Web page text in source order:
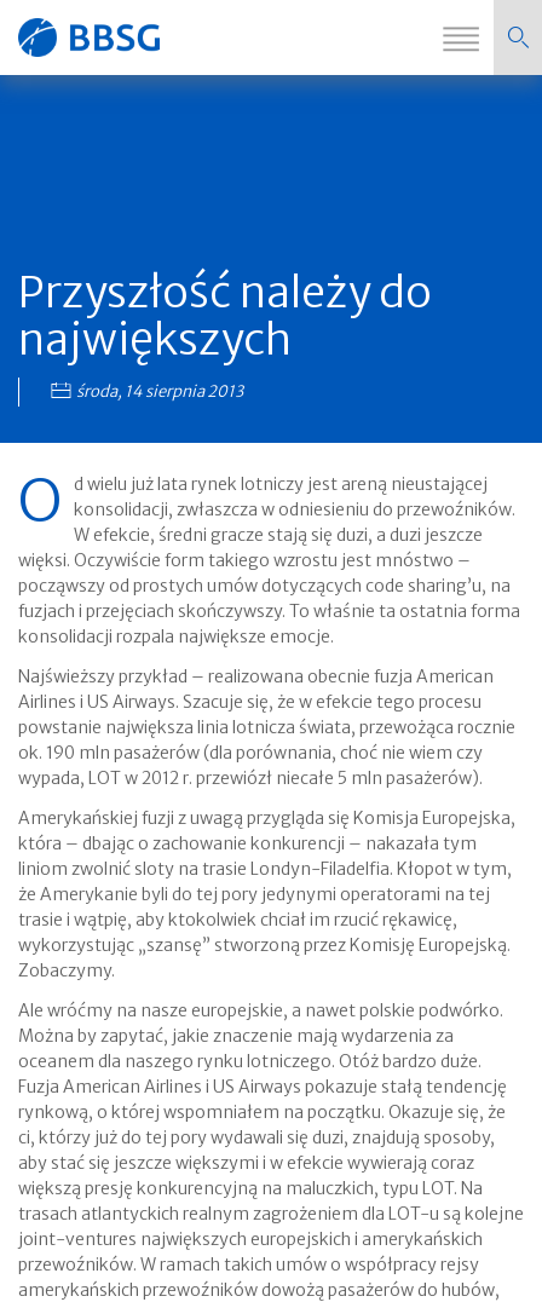
Strona
Przyszłość należy do
największych
środa, 14 sierpnia 2013
O
d wielu już lata rynek lotniczy jest areną nieustającej
konsolidacji, zwłaszcza w odniesieniu do przewoźników.
W efekcie, średni gracze stają się duzi, a duzi jeszcze
więksi. Oczywiście form takiego wzrostu jest mnóstwo –
począwszy od prostych umów dotyczących code sharing’u, na
fuzjach i przejęciach skończywszy. To właśnie ta ostatnia forma
konsolidacji rozpala największe emocje.
Najświeższy przykład – realizowana obecnie fuzja American
Airlines i US Airways. Szacuje się, że w efekcie tego procesu
powstanie największa linia lotnicza świata, przewożąca rocznie
ok. 190 mln pasażerów (dla porównania, choć nie wiem czy
wypada, LOT w 2012 r. przewiózł niecałe 5 mln pasażerów).
Amerykańskiej fuzji z uwagą przygląda się Komisja Europejska,
która – dbając o zachowanie konkurencji – nakazała tym
liniom zwolnić sloty na trasie Londyn-Filadelfia. Kłopot w tym,
że Amerykanie byli do tej pory jedynymi operatorami na tej
trasie i wątpię, aby ktokolwiek chciał im rzucić rękawicę,
wykorzystując „szansę” stworzoną przez Komisję Europejską.
Zobaczymy.
Ale wróćmy na nasze europejskie, a nawet polskie podwórko.
Można by zapytać, jakie znaczenie mają wydarzenia za
oceanem dla naszego rynku lotniczego. Otóż bardzo duże.
Fuzja American Airlines i US Airways pokazuje stałą tendencję
rynkową, o której wspomniałem na początku. Okazuje się, że
ci, którzy już do tej pory wydawali się duzi, znajdują sposoby,
aby stać się jeszcze większymi i w efekcie wywierają coraz
większą presję konkurencyjną na maluczkich, typu LOT. Na
trasach atlantyckich realnym zagrożeniem dla LOT-u są kolejne
joint-ventures największych europejskich i amerykańskich
przewoźników. W ramach takich umów o współpracy rejsy
amerykańskich przewoźników dowożą pasażerów do hubów,